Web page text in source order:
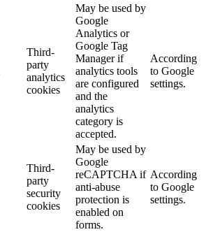
Third-
party
analytics
cookies
May be used by
Google
Analytics or
Google Tag
Manager if
analytics tools
are configured
and the
analytics
category is
accepted.
According
to Google
settings.
Third-
party
security
cookies
May be used by
Google
reCAPTCHA if
anti-abuse
protection is
enabled on
forms.
According
to Google
settings.